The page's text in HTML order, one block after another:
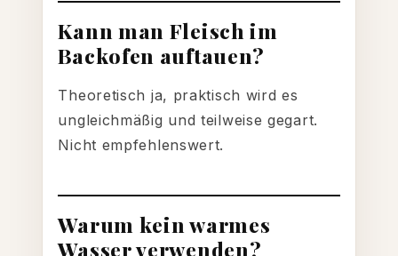
Kann man Fleisch im
Backofen auftauen?
Theoretisch ja, praktisch wird es
ungleichmäßig und teilweise gegart.
Nicht empfehlenswert.
Warum kein warmes
Wasser verwenden?